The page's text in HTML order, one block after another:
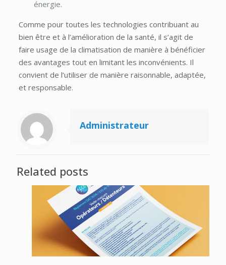
énergie.
Comme pour toutes les technologies contribuant au
bien être et à l’amélioration de la santé, il s’agit de
faire usage de la climatisation de manière à bénéficier
des avantages tout en limitant les inconvénients. Il
convient de l’utiliser de manière raisonnable, adaptée,
et responsable.
Administrateur
Related posts